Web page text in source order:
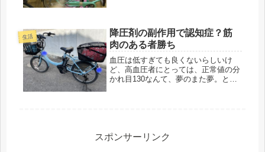
ら、ネズミやカラスが止まってかもし
れない...
生活
降圧剤の副作用で認知症？筋
肉のある者勝ち
血圧は低すぎても良くないらしいけ
ど、高血圧者にとっては、正常値の分
かれ目130なんて、夢のまた夢。とこ
スポンサーリンク